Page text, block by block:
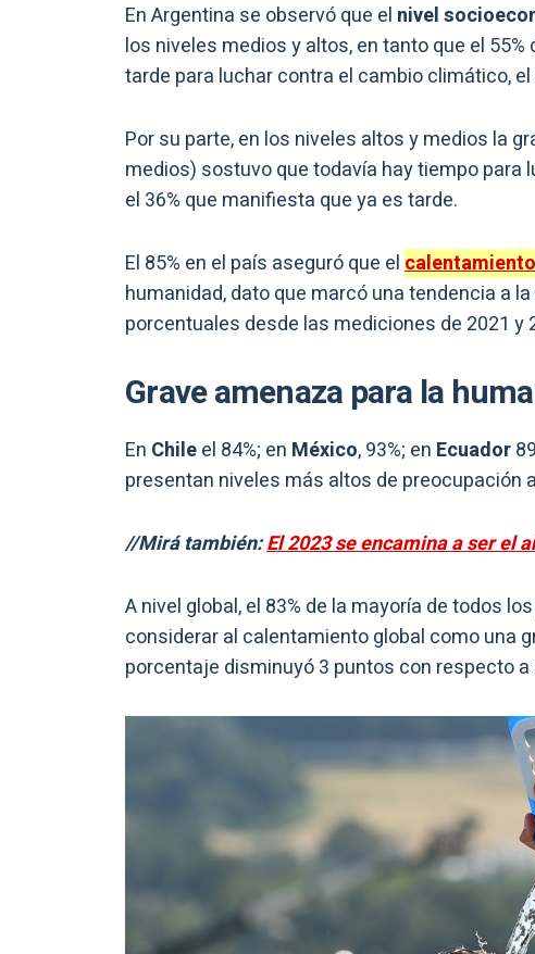
En Argentina se observó que el nivel
los niveles medios y altos, en tanto que el
tarde para luchar contra el cambio climático,
Por su parte, en los niveles altos y medios la
medios) sostuvo que todavía hay tiempo
el 36% que manifiesta que ya es tarde.
El 85% en el país aseguró que el
humanidad, dato que marcó una tendencia a
porcentuales desde las mediciones de 2021 y
Grave amenaza para la
En Chileel 84%; en México, 93%; en Ecuador
presentan niveles más altos de
//Mirá también:El 2023 se encamina a ser el
A nivel global, el 83% de la mayoría de todos
considerar al calentamiento global como una
porcentaje disminuyó 3 puntos con respecto a